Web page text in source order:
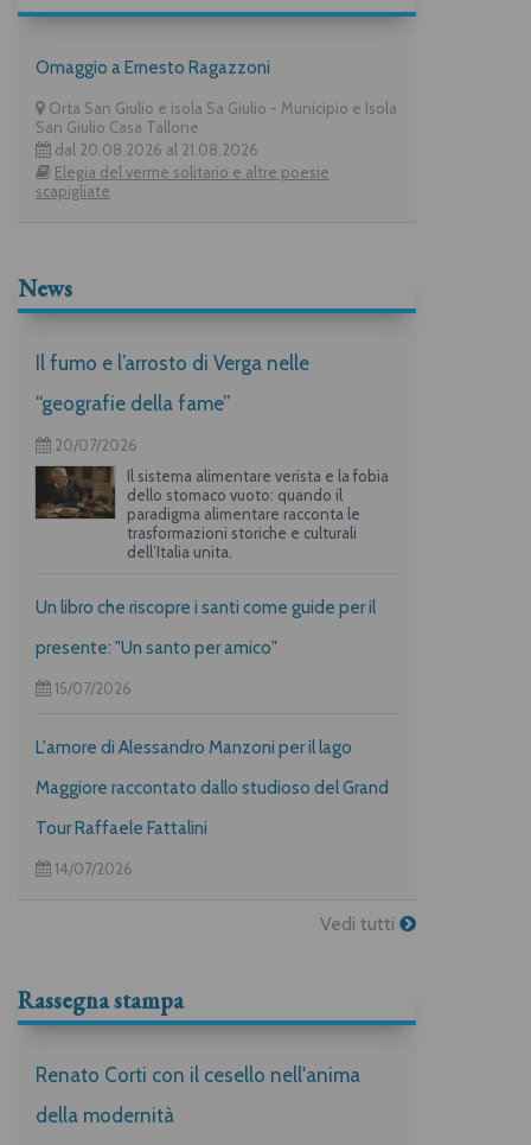
Omaggio a Ernesto Ragazzoni
Orta San Giulio e isola Sa Giulio - Municipio e Isola
San Giulio Casa Tallone
dal 20.08.2026 al 21.08.2026
Elegia del verme solitario e altre poesie
scapigliate
News
Il fumo e l’arrosto di Verga nelle
“geografie della fame”
20/07/2026
Il sistema alimentare verista e la fobia
dello stomaco vuoto: quando il
paradigma alimentare racconta le
trasformazioni storiche e culturali
dell’Italia unita.
Un libro che riscopre i santi come guide per il
presente: "Un santo per amico"
15/07/2026
L'amore di Alessandro Manzoni per il lago
Maggiore raccontato dallo studioso del Grand
Tour Raffaele Fattalini
14/07/2026
Vedi tutti
Rassegna stampa
Renato Corti con il cesello nell'anima
della modernità